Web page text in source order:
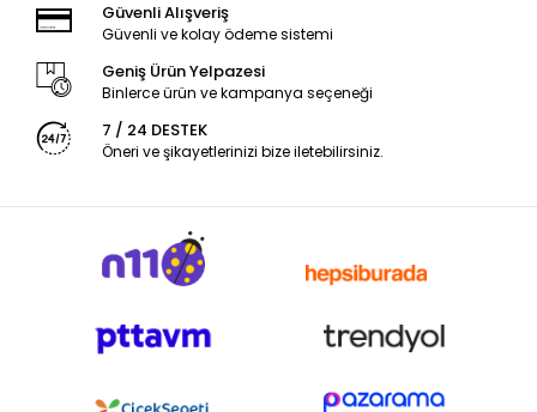
Güvenli Alışveriş
Güvenli ve kolay ödeme sistemi
Geniş Ürün Yelpazesi
Binlerce ürün ve kampanya seçeneği
7 / 24 DESTEK
Öneri ve şikayetlerinizi bize iletebilirsiniz.